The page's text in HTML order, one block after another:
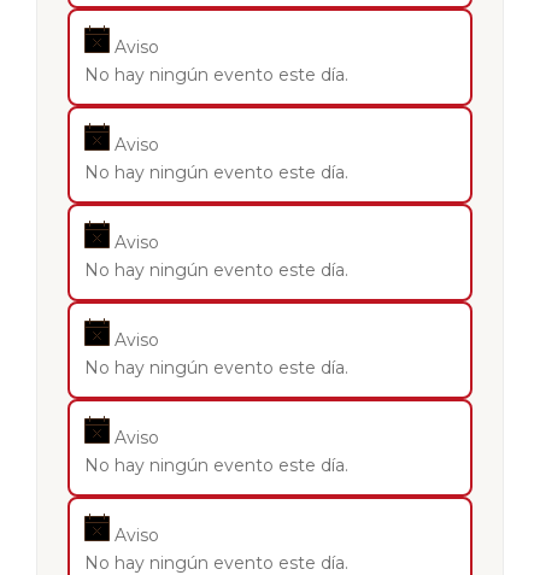
Aviso
No hay ningún evento este día.
Aviso
No hay ningún evento este día.
Aviso
No hay ningún evento este día.
Aviso
No hay ningún evento este día.
Aviso
No hay ningún evento este día.
Aviso
No hay ningún evento este día.